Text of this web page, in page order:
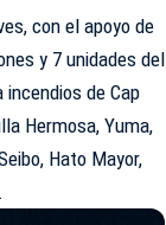
con el apoyo de
y 7 unidades del
de Cap
Hermosa, Yuma,
Hato Mayor,